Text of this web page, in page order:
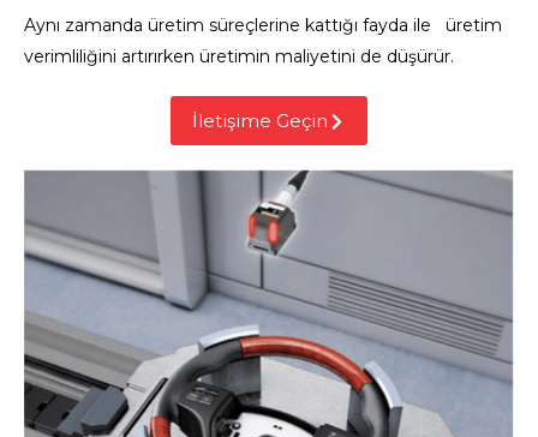
Aynı zamanda üretim süreçlerine kattığı fayda ile üretim
verimliliğini artırırken üretimin maliyetini de düşürür.
İletişime Geçin